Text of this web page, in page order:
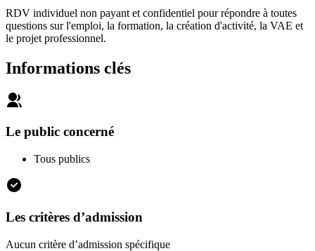
RDV individuel non payant et confidentiel pour répondre à toutes
questions sur l'emploi, la formation, la création d'activité, la VAE et
le projet professionnel.
Informations clés
Le public concerné
Tous publics
Les critères d’admission
Aucun critère d’admission spécifique